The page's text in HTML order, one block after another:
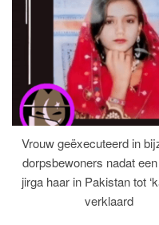
Vrouw geëxecuteerd in
dorpsbewoners nadat
jirga haar in Pakistan tot
verklaard